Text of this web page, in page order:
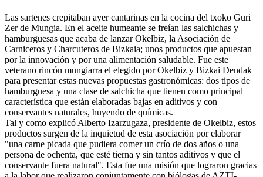
Las sartenes crepitaban ayer cantarinas en la cocina del txoko Guri
Zer de Mungia. En el aceite humeante se freían las salchichas y
hamburguesas que acaba de lanzar Okelbiz, la Asociación de
Carniceros y Charcuteros de Bizkaia; unos productos que apuestan
por la innovación y por una alimentación saludable. Fue este
veterano rincón mungiarra el elegido por Okelbiz y Bizkai Dendak
para presentar estas nuevas propuestas gastronómicas: dos tipos de
hamburguesa y una clase de salchicha que tienen como principal
característica que están elaboradas bajas en aditivos y con
conservantes naturales, huyendo de químicas.
Tal y como explicó Alberto Izarzugaza, presidente de Okelbiz, estos
productos surgen de la inquietud de esta asociación por elaborar
"una carne picada que pudiera comer un crío de dos años o una
persona de ochenta, que esté tierna y sin tantos aditivos y que el
conservante fuera natural". Esta fue una misión que lograron gracias